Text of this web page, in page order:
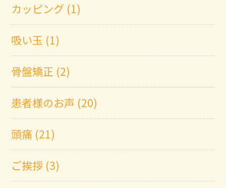
カッピング (1)
吸い玉 (1)
骨盤矯正 (2)
患者様のお声 (20)
頭痛 (21)
ご挨拶 (3)